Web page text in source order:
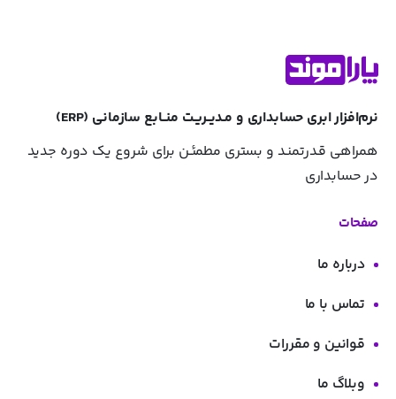
نرم‌افزار ابری حسابداری و مـدیــریـت منــابع سازمانی (ERP)
همراهی قـدرتمنـد و بستری مطمئـن برای شروع یک دوره جدید
در حسابداری
صفحات
درباره ما
تماس با ما
قوانین و مقررات
وبلاگ ما